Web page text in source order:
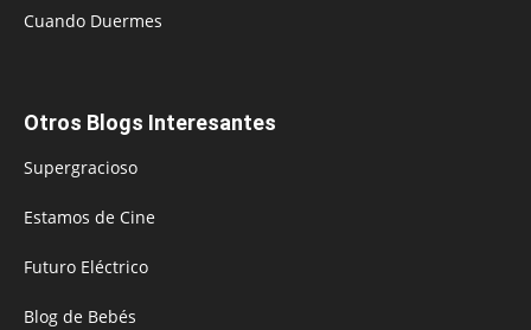
Cuando Duermes
Otros Blogs Interesantes
Supergracioso
Estamos de Cine
Futuro Eléctrico
Blog de Bebés